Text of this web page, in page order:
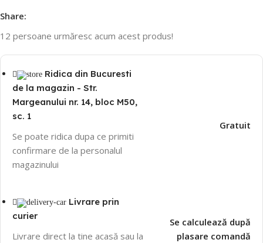
Share:
12 persoane urmăresc acum acest produs!
Ridica din Bucuresti
de la magazin - Str.
Margeanului nr. 14, bloc M50,
sc. 1
Se poate ridica dupa ce primiti
confirmare de la personalul
magazinului
Gratuit
Livrare prin
curier
Livrare direct la tine acasă sau la
Se calculează după
plasare comandă